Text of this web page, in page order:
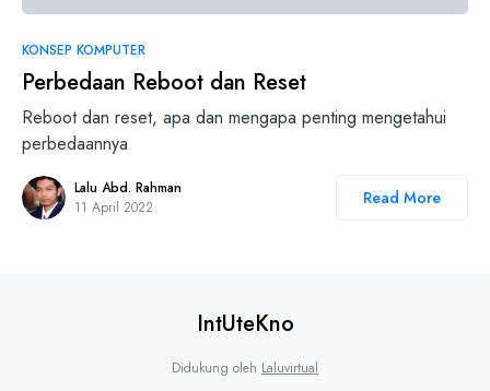
KONSEP KOMPUTER
Perbedaan Reboot dan Reset
Reboot dan reset, apa dan mengapa penting mengetahui
perbedaannya
Lalu Abd. Rahman
11 April 2022
Read More
IntUteKno
Didukung oleh Laluvirtual